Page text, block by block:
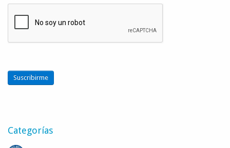
Suscribirme
Categorías